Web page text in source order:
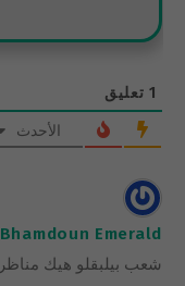
1 تعليق
الأحدث
Bhamdoun Emerald
شعب بيلبقلو هيك مناظر